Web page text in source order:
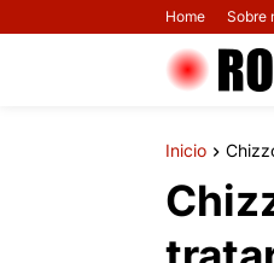
Home Sobre
Inicio